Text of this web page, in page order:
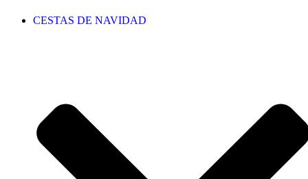
CESTAS DE NAVIDAD